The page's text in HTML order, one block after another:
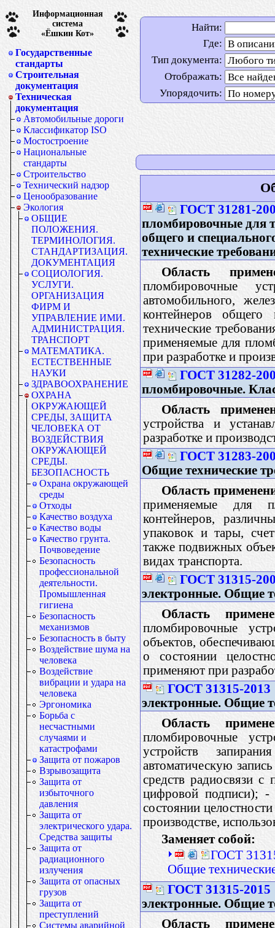
Информационная
система
«Ёшкин Кот»
Государственные
стандарты
Строительная
документация
Техническая
документация
Автомобильные дороги
Классификатор ISO
Мостостроение
Национальные
стандарты
Строительство
Технический надзор
Ценообразование
Экология
ОБЩИЕ
ПОЛОЖЕНИЯ.
ТЕРМИНОЛОГИЯ.
СТАНДАРТИЗАЦИЯ.
ДОКУМЕНТАЦИЯ
СОЦИОЛОГИЯ.
УСЛУГИ.
ОРГАНИЗАЦИЯ
ФИРМ И
УПРАВЛЕНИЕ ИМИ.
АДМИНИСТРАЦИЯ.
ТРАНСПОРТ
МАТЕМАТИКА.
ЕСТЕСТВЕННЫЕ
НАУКИ
ЗДРАВООХРАНЕНИЕ
ОХРАНА
ОКРУЖАЮЩЕЙ
СРЕДЫ, ЗАЩИТА
ЧЕЛОВЕКА ОТ
ВОЗДЕЙСТВИЯ
ОКРУЖАЮЩЕЙ
СРЕДЫ.
БЕЗОПАСНОСТЬ
Охрана окружающей
среды
Отходы
Качество воздуха
Качество воды
Качество грунта.
Почвоведение
Безопасность
профессиональной
деятельности.
Промышленная
гигиена
Безопасность
механизмов
Безопасность в быту
Воздействие шума на
человека
Воздействие
вибрации и удара на
человека
Эргономика
Борьба с
несчастными
случаями и
катастрофами
Защита от пожаров
Взрывозащита
Защита от
избыточного
давления
Защита от
электрического удара.
Средства защиты
Защита от
радиационного
излучения
Защита от опасных
грузов
Защита от
преступлений
Системы аварийной
Найти:
Где:
Тип документа:
Отображать:
Упорядочить:
ГОСТ 31281-
пломбировочные для
общего и
технические
Область
пломбировочные
автомобильного,
контейнеров общего
технические
применяемые для
при разработке и
ГОСТ 31282-
пломбировочные.
Область
устройства и
разработке и
ГОСТ 31283-
Общие технические
Область
применяемые для
контейнеров,
упаковок и тары,
также подвижных
видах транспорта.
ГОСТ 31315-
электронные. Общие
Область
пломбировочные
объектов,
о состоянии
применяют при
ГОСТ 31315-2013
электронные. Общие
Область
пломбировочные
устройств
автоматическую
средств радиосвязи с
цифровой подписи); -
состоянии
производстве,
Заменяет собой:
ГОСТ
Общие
ГОСТ 31315-2015
электронные. Общие
Область